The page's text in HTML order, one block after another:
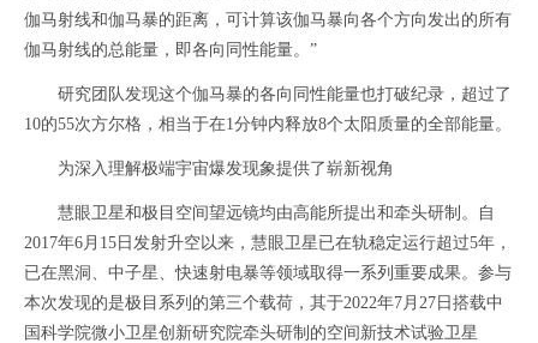
伽马射线和伽马暴的距离，可计算该伽马暴向各个方向发出的所有
伽马射线的总能量，即各向同性能量。”
研究团队发现这个伽马暴的各向同性能量也打破纪录，超过了
10的55次方尔格，相当于在1分钟内释放8个太阳质量的全部能量。
为深入理解极端宇宙爆发现象提供了崭新视角
慧眼卫星和极目空间望远镜均由高能所提出和牵头研制。自
2017年6月15日发射升空以来，慧眼卫星已在轨稳定运行超过5年，
已在黑洞、中子星、快速射电暴等领域取得一系列重要成果。参与
本次发现的是极目系列的第三个载荷，其于2022年7月27日搭载中
国科学院微小卫星创新研究院牵头研制的空间新技术试验卫星